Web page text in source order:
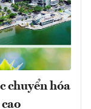
chuyển hóa